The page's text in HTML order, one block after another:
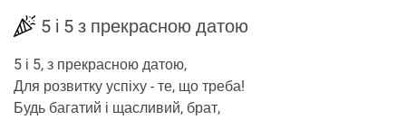
5 і 5 з прекрасною датою
5 і 5, з прекрасною датою,
Для розвитку успіху - те, що треба!
Будь багатий і щасливий, брат,